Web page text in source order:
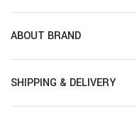
ABOUT BRAND
SHIPPING & DELIVERY